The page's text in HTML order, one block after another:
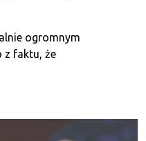
ogromnym
z faktu, że